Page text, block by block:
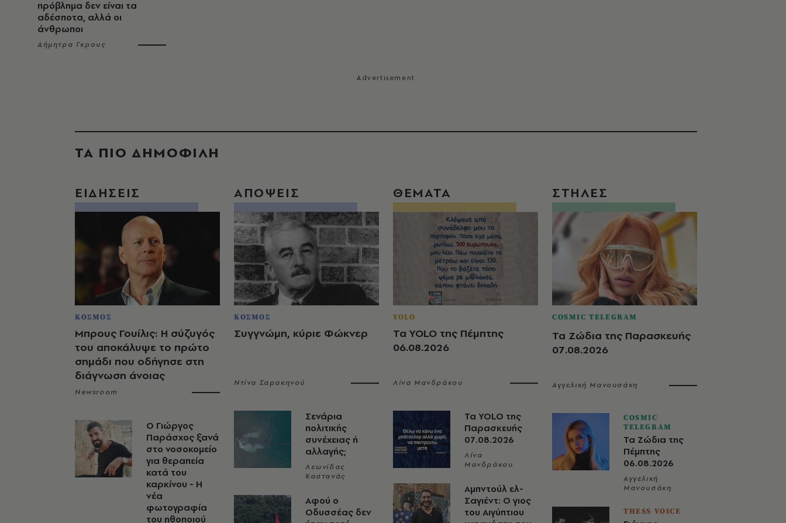
πρόβλημα δεν είναι τα
αδέσποτα, αλλά οι
άνθρωποι
Δήμητρα Γκρους
ΤΑ ΠΙΟ ΔΗΜΟΦΙΛΗ
ΕΙΔΗΣΕΙΣ
ΚΟΣΜΟΣ
Μπρους Γουίλις: Η σύζυγός
του αποκάλυψε το πρώτο
σημάδι που οδήγησε στη
διάγνωση άνοιας
Newsroom
O Γιώργος
Παράσχος ξανά
στο νοσοκομείο
για θεραπεία
κατά του
καρκίνου - Η
νέα
φωτογραφία
του ηθοποιού
ΑΠΟΨΕΙΣ
ΚΟΣΜΟΣ
Συγγνώμη, κύριε Φώκνερ
Ντίνα Σαρακηνού
Σενάρια
πολιτικής
συνέχειας ή
αλλαγής;
Λεωνίδας
Καστανάς
Αφού ο
Οδυσσέας δεν
ΘΕΜΑΤΑ
YOLO
Τα YOLO της Πέμπτης
06.08.2026
Λίνα Μανδράκου
Τα YOLO της
Παρασκευής
07.08.2026
Λίνα
Μανδράκου
Αμπντούλ ελ-
Σαγιέντ: Ο γιος
του Αιγύπτιου
ΣΤΗΛΕΣ
COSMIC TELEGRAM
Τα Ζώδια της Παρασκευής
07.08.2026
Αγγελική Μανουσάκη
COSMIC
TELEGRAM
Τα Ζώδια της
Πέμπτης
06.08.2026
Αγγελική
Μανουσάκη
THESS VOICE